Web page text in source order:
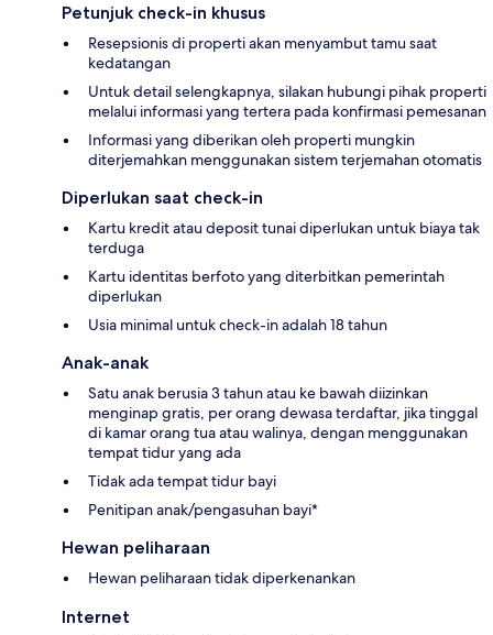
Petunjuk check-in khusus
Resepsionis di properti akan menyambut tamu saat
kedatangan
Untuk detail selengkapnya, silakan hubungi pihak properti
melalui informasi yang tertera pada konfirmasi pemesanan
Informasi yang diberikan oleh properti mungkin
diterjemahkan menggunakan sistem terjemahan otomatis
Diperlukan saat check-in
Kartu kredit atau deposit tunai diperlukan untuk biaya tak
terduga
Kartu identitas berfoto yang diterbitkan pemerintah
diperlukan
Usia minimal untuk check-in adalah 18 tahun
Anak-anak
Satu anak berusia 3 tahun atau ke bawah diizinkan
menginap gratis, per orang dewasa terdaftar, jika tinggal
di kamar orang tua atau walinya, dengan menggunakan
tempat tidur yang ada
Tidak ada tempat tidur bayi
Penitipan anak/pengasuhan bayi*
Hewan peliharaan
Hewan peliharaan tidak diperkenankan
Internet